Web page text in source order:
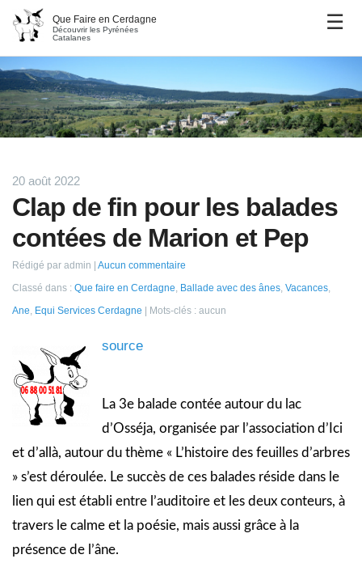
Que Faire en Cerdagne
Découvrir les Pyrénées
Catalanes
20 août 2022
Clap de fin pour les balades
contées de Marion et Pep
Rédigé par admin Aucun commentaire
Classé dans : Que faire en Cerdagne Ballade avec des ânes Vacances
Ane Equi Services Cerdagne Mots-clés : aucun
source
La 3e balade contée autour du lac
d’Osséja, organisée par l’association d’Ici
et d’allà, autour du thème « L’histoire des feuilles d’arbres
» s’est déroulée. Le succès de ces balades réside dans le
lien qui est établi entre l’auditoire et les deux conteurs, à
travers le calme et la poésie, mais aussi grâce à la
présence de l’âne.